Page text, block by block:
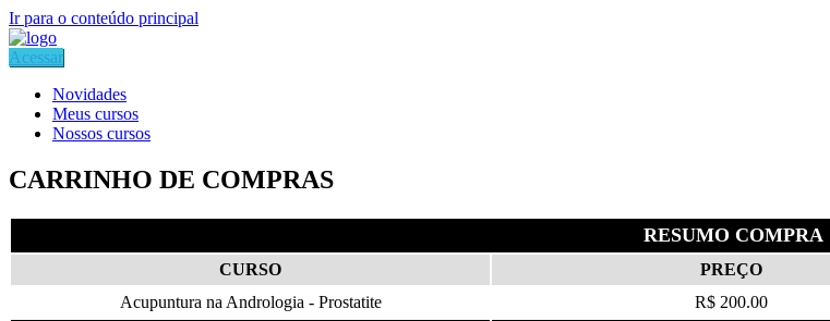
Ir para o conteúdo principal
Acessar
Novidades
Meus cursos
Nossos cursos
CARRINHO DE COMPRAS
RESUMO COMPRA
CURSO PREÇO
Acupuntura na Andrologia - Prostatite
R$ 200.00